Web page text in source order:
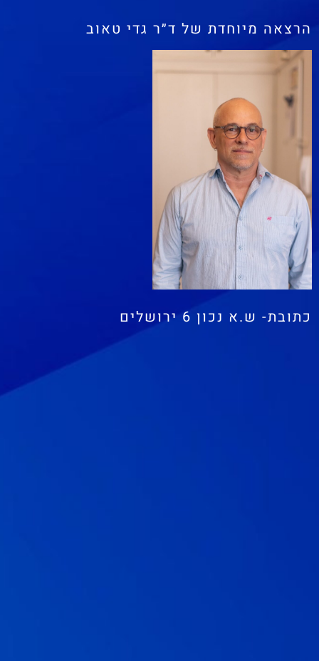
הרצאה מיוחדת של ד״ר גדי טאוב
כתובת- ש.א נכון 6 ירושלים